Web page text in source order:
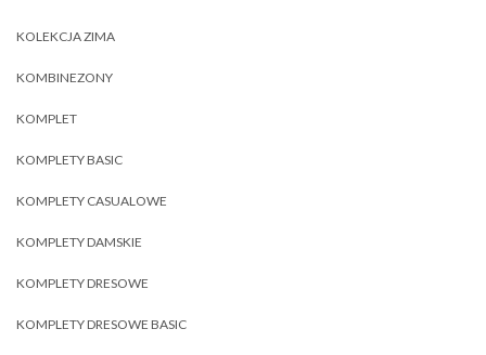
KOLEKCJA ZIMA
KOMBINEZONY
KOMPLET
KOMPLETY BASIC
KOMPLETY CASUALOWE
KOMPLETY DAMSKIE
KOMPLETY DRESOWE
KOMPLETY DRESOWE BASIC